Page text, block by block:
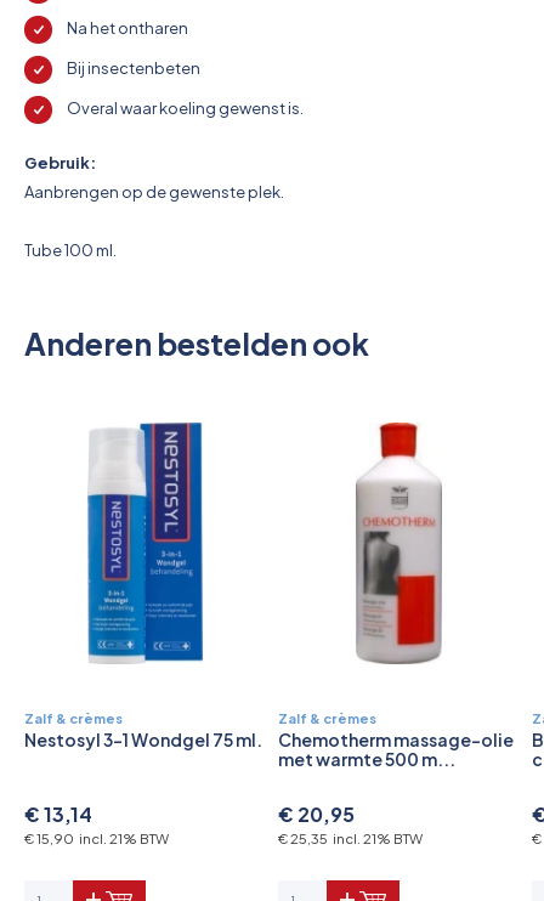
Na het ontharen
Bij insectenbeten
Overal waar koeling gewenst is.
Gebruik:
Aanbrengen op de gewenste plek.
Tube 100 ml.
Anderen bestelden ook
Zalf & crèmes
Nestosyl 3-1 Wondgel 75 ml.
€ 13,14
€ 15,90 incl. 21% BTW
Zalf & crèmes
Chemotherm massage-olie
met warmte 500 m...
€ 20,95
€ 25,35 incl. 21% BTW €